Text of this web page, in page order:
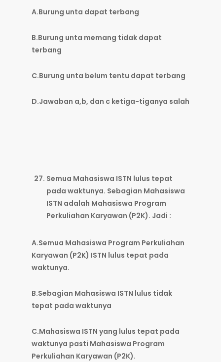
A.Burung unta dapat terbang
B.Burung unta memang tidak dapat
terbang
C.Burung unta belum tentu dapat terbang
D.Jawaban a,b, dan c ketiga-tiganya salah
Semua Mahasiswa ISTN lulus tepat
pada waktunya. Sebagian Mahasiswa
ISTN adalah Mahasiswa Program
Perkuliahan Karyawan (P2K). Jadi :
A.Semua Mahasiswa Program Perkuliahan
Karyawan (P2K) ISTN lulus tepat pada
waktunya.
B.Sebagian Mahasiswa ISTN lulus tidak
tepat pada waktunya
C.Mahasiswa ISTN yang lulus tepat pada
waktunya pasti Mahasiswa Program
Perkuliahan Karyawan (P2K).